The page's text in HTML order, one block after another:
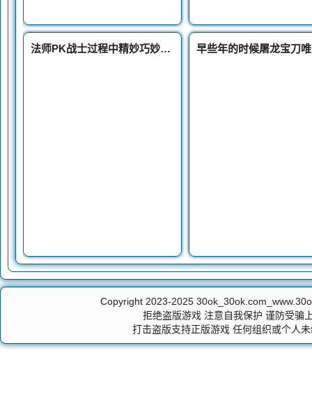
法师PK战士过程中精妙巧妙的t裤貂蝉走位技术
Copyright 2023-2025
拒绝盗版游戏 注意自我保护 谨防受骗
打击盗版支持正版游戏 任何组织或个人